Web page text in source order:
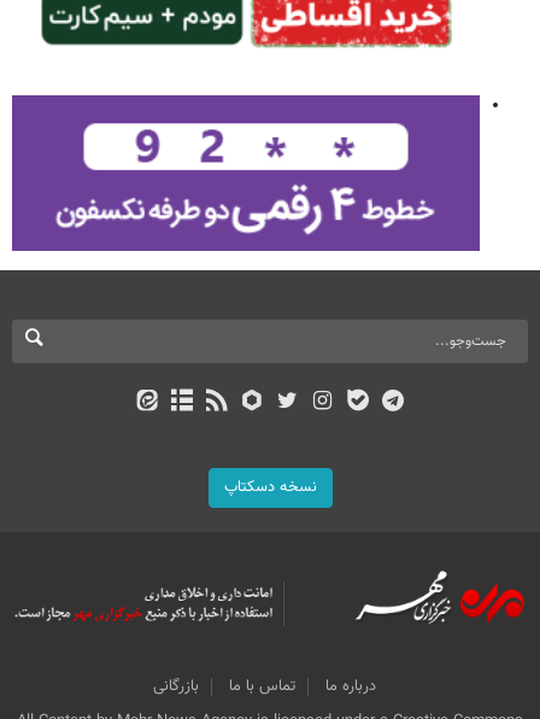
نسخه دسکتاپ
درباره ما تماس با ما
بازرگانی